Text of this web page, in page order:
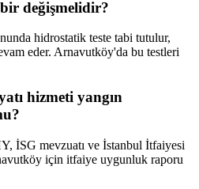
değişmelidir?
hidrostatik teste tabi tutulur,
eder. Arnavutköy'da bu testleri
hizmeti yangın
İSG mevzuatı ve İstanbul İtfaiyesi
için itfaiye uygunluk raporu